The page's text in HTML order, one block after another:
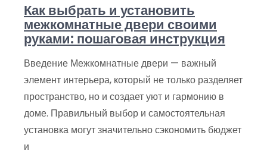
Как выбрать и установить
межкомнатные двери своими
руками: пошаговая инструкция
Введение Межкомнатные двери — важный
элемент интерьера, который не только разделяет
пространство, но и создает уют и гармонию в
доме. Правильный выбор и самостоятельная
установка могут значительно сэкономить бюджет
и